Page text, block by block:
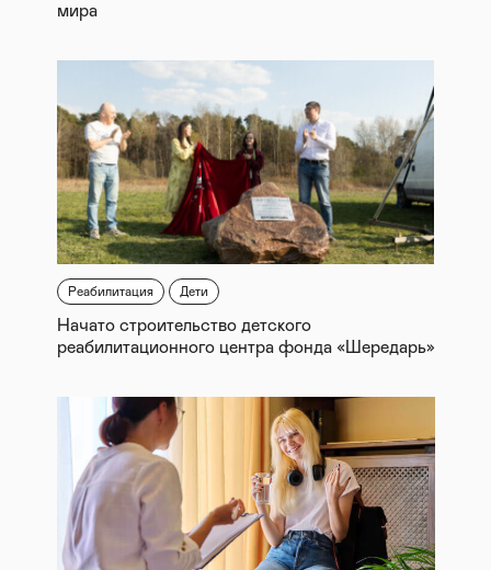
мира
Реабилитация Дети
Начато строительство детского
реабилитационного центра фонда «Шередарь»